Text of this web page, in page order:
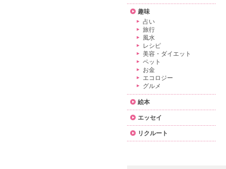
趣味
占い
旅行
風水
レシピ
美容・ダイエット
ペット
お金
エコロジー
グルメ
絵本
エッセイ
リクルート